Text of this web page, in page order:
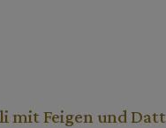
mit Feigen und